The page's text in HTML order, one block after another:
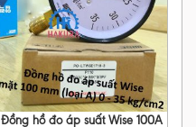
Đồng hồ đo áp suất Wise 100A